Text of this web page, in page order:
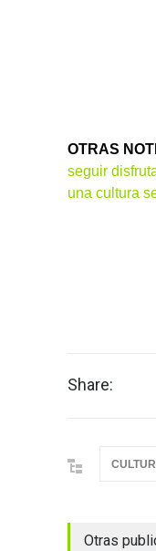
OTRAS
seguir
una cultura
Share:
Otras